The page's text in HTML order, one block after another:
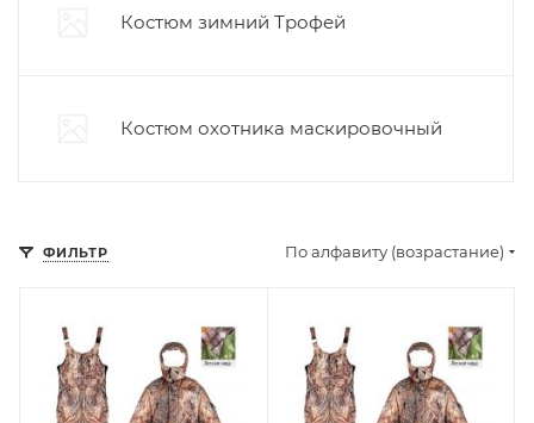
Костюм зимний Трофей
Костюм охотника маскировочный
ФИЛЬТР По алфавиту (возрастание)